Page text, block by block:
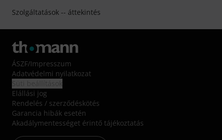
Szolgáltatások -- áttekintés
ÁSZF/Impresszum
Adatvédelmi nyilatkozat
Elállási jog
Rendelés / szerződéskötés
Garancia hibák esetén
Akadálymentességet érintő tájékoztatás